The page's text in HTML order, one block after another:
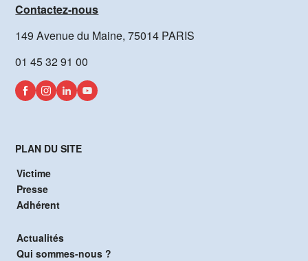
Contactez-nous
149 Avenue du Maine, 75014 PARIS
01 45 32 91 00
PLAN DU SITE
Victime
Presse
Adhérent
Actualités
Qui sommes-nous ?